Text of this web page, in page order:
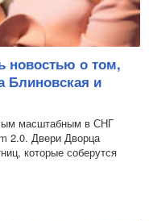
новостью о том,
Блиновская и
масштабным в СНГ
2.0. Двери Дворца
которые соберутся